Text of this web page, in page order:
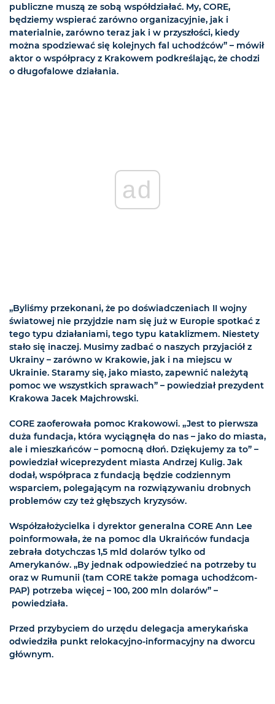
publiczne muszą ze sobą współdziałać. My, CORE,
będziemy wspierać zarówno organizacyjnie, jak i
materialnie, zarówno teraz jak i w przyszłości, kiedy
można spodziewać się kolejnych fal uchodźców” – mówił
aktor o współpracy z Krakowem podkreślając, że chodzi
o długofalowe działania.
ad
„Byliśmy przekonani, że po doświadczeniach II wojny
światowej nie przyjdzie nam się już w Europie spotkać z
tego typu działaniami, tego typu kataklizmem. Niestety
stało się inaczej. Musimy zadbać o naszych przyjaciół z
Ukrainy – zarówno w Krakowie, jak i na miejscu w
Ukrainie. Staramy się, jako miasto, zapewnić należytą
pomoc we wszystkich sprawach” – powiedział prezydent
Krakowa Jacek Majchrowski.
CORE zaoferowała pomoc Krakowowi. „Jest to pierwsza
duża fundacja, która wyciągnęła do nas – jako do miasta,
ale i mieszkańców – pomocną dłoń. Dziękujemy za to” –
powiedział wiceprezydent miasta Andrzej Kulig. Jak
dodał, współpraca z fundacją będzie codziennym
wsparciem, polegającym na rozwiązywaniu drobnych
problemów czy też głębszych kryzysów.
Współzałożycielka i dyrektor generalna CORE Ann Lee
poinformowała, że na pomoc dla Ukraińców fundacja
zebrała dotychczas 1,5 mld dolarów tylko od
Amerykanów. „By jednak odpowiedzieć na potrzeby tu
oraz w Rumunii (tam CORE także pomaga uchodźcom-
PAP) potrzeba więcej – 100, 200 mln dolarów” –
powiedziała.
Przed przybyciem do urzędu delegacja amerykańska
odwiedziła punkt relokacyjno-informacyjny na dworcu
głównym.